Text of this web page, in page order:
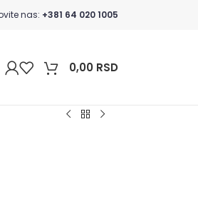
nas: +381 64 020 1005
0,00 RSD